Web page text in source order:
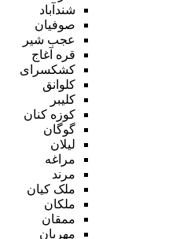
شندآباد
صوفیان
عجب شیر
قره آغاج
کشکسرای
کلوانق
کلیبر
کوزه کنان
گوگان
لیلان
مراغه
مرند
ملک کیان
ملکان
ممقان
مهربان